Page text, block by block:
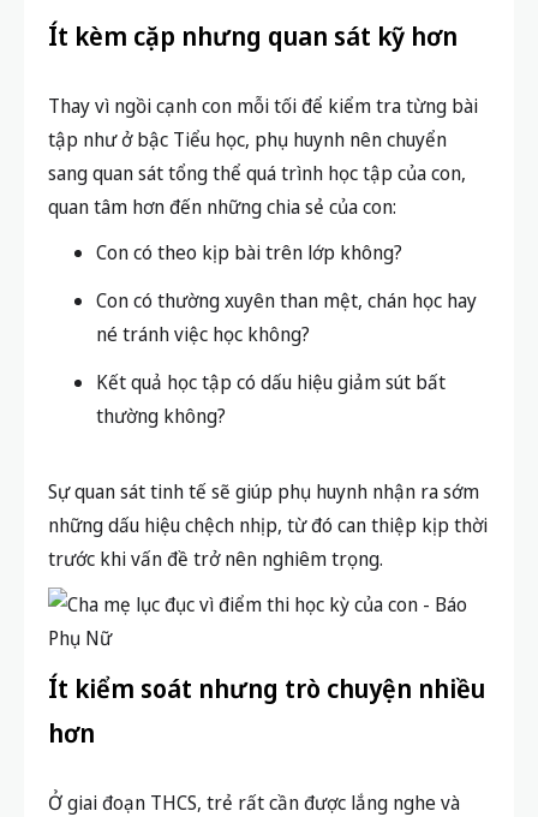
Ít kèm cặp nhưng quan sát kỹ hơn
Thay vì ngồi cạnh con mỗi tối để kiểm tra từng bài
tập như ở bậc Tiểu học, phụ huynh nên chuyển
sang quan sát tổng thể quá trình học tập của con,
quan tâm hơn đến những chia sẻ của con:
Con có theo kịp bài trên lớp không?
Con có thường xuyên than mệt, chán học hay
né tránh việc học không?
Kết quả học tập có dấu hiệu giảm sút bất
thường không?
Sự quan sát tinh tế sẽ giúp phụ huynh nhận ra sớm
những dấu hiệu chệch nhịp, từ đó can thiệp kịp thời
trước khi vấn đề trở nên nghiêm trọng.
Ít kiểm soát nhưng trò chuyện nhiều
hơn
Ở giai đoạn THCS, trẻ rất cần được lắng nghe và